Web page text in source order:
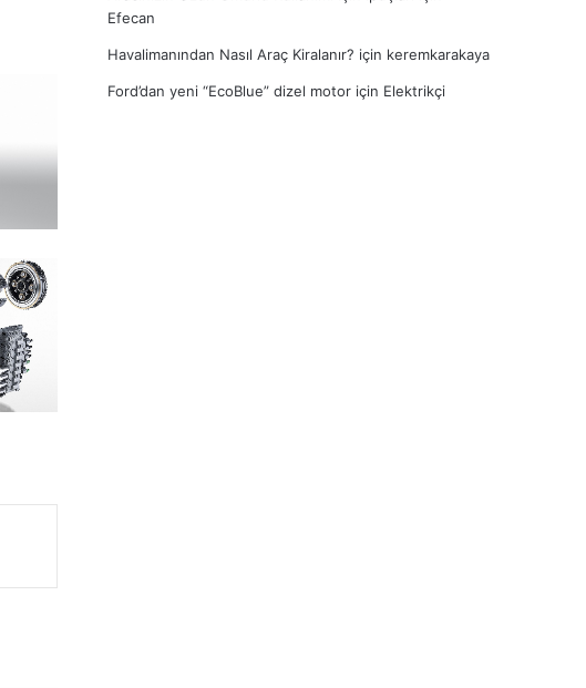
Efecan
Havalimanından Nasıl Araç Kiralanır? için keremkarakaya
Ford’dan yeni “EcoBlue” dizel motor için Elektrikçi